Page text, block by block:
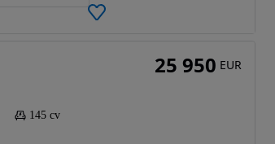
145 cv
25 950 EUR